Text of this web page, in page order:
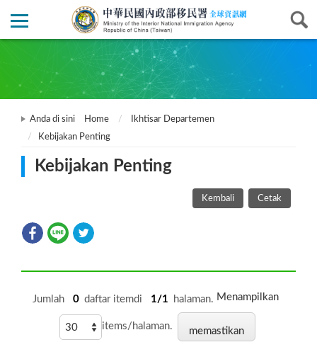
Anda di sini Home
Ikhtisar Departemen
Kebijakan Penting
Kebijakan Penting
Kembali Cetak
Jumlah 0 daftar itemdi 1/1 halaman. Menampilkan
items/halaman.